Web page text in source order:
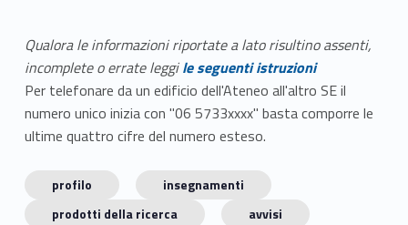
Qualora le informazioni riportate a lato risultino assenti,
incomplete o errate leggile seguenti istruzioni
Per telefonare da un edificio dell'Ateneo all'altro SE il
numero unico inizia con "06 5733xxxx" basta comporre le
ultime quattro cifre del numero esteso.
profilo
insegnamenti
prodotti della ricerca
avvisi